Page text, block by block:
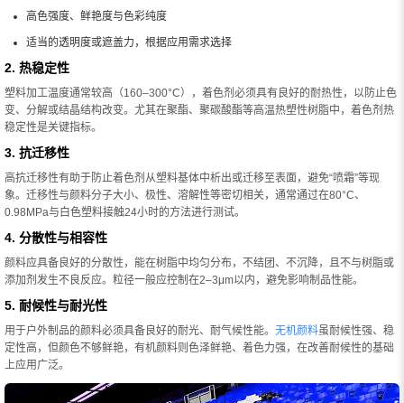
高色强度、鲜艳度与色彩纯度
适当的透明度或遮盖力，根据应用需求选择
2. 热稳定性
塑料加工温度通常较高（160–300°C），着色剂必须具有良好的耐热性，以防止色
变、分解或结晶结构改变。尤其在聚酯、聚碳酸酯等高温热塑性树脂中，着色剂热
稳定性是关键指标。
3. 抗迁移性
高抗迁移性有助于防止着色剂从塑料基体中析出或迁移至表面，避免“喷霜”等现
象。迁移性与颜料分子大小、极性、溶解性等密切相关，通常通过在80°C、
0.98MPa与白色塑料接触24小时的方法进行测试。
4. 分散性与相容性
颜料应具备良好的分散性，能在树脂中均匀分布，不结团、不沉降，且不与树脂或
添加剂发生不良反应。粒径一般应控制在2–3μm以内，避免影响制品性能。
5. 耐候性与耐光性
用于户外制品的颜料必须具备良好的耐光、耐气候性能。 无机颜料虽耐候性强、稳
定性高，但颜色不够鲜艳，有机颜料则色泽鲜艳、着色力强，在改善耐候性的基础
上应用广泛。